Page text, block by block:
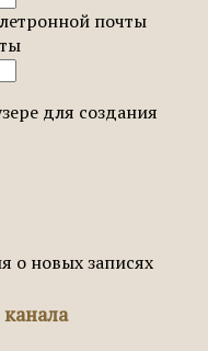
почты
для создания
о новых записях